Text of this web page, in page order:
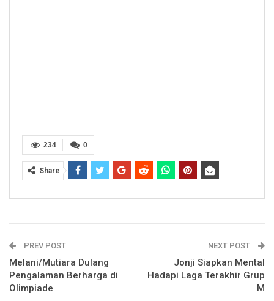
0
234
Share
PREV POST
Melani/Mutiara Dulang
Pengalaman Berharga di
Olimpiade
NEXT POST
Jonji Siapkan Mental
Hadapi Laga Terakhir Grup
M